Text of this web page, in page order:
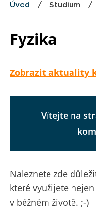
Úvod / Studium /
Fyzika
Zobrazit aktuality
Vítejte na
Naleznete zde
které využijete
v běžném životě. ;-)